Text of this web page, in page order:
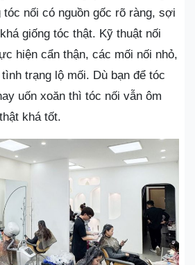
nối có nguồn gốc rõ ràng, sợi
giống tóc thật. Kỹ thuật nối
hiện cẩn thận, các mối nối nhỏ,
trạng lộ mối. Dù bạn để tóc
uốn xoăn thì tóc nối vẫn ôm
khá tốt.